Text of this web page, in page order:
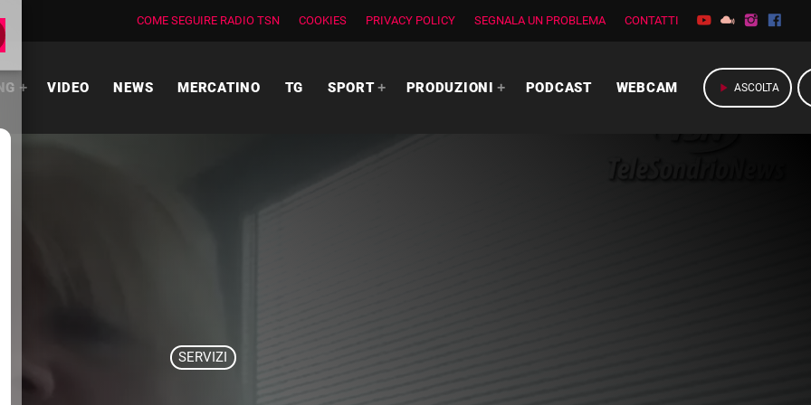
COME SEGUIRE RADIO TSN COOKIES PRIVACY POLICY SEGNALA UN PROBLEMA CONTATTI
VIDEO NEWS MERCATINO TG SPORT PRODUZIONI PODCAST WEBCAM play_arrow ASCOLTA
SERVIZI